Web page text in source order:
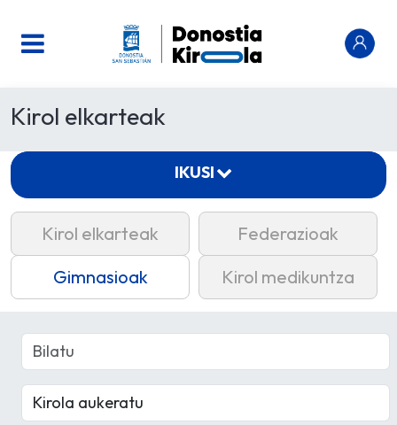
Kirol elkarteak
Kirol elkarteak
Federazioak
Gimnasioak
Kirol medikuntza
IKUSI